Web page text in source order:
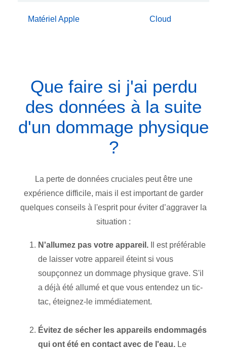
Matériel Apple Cloud
Que faire si j'ai perdu
des données à la suite
d'un dommage physique
?
La perte de données cruciales peut être une
expérience difficile, mais il est important de garder
quelques conseils à l'esprit pour éviter d’aggraver la
situation :
N'allumez pas votre appareil.
Il est préférable
de laisser votre appareil éteint si vous
soupçonnez un dommage physique grave. S'il
a déjà été allumé et que vous entendez un tic-
tac, éteignez-le immédiatement.
Évitez de sécher les appareils endommagés
qui ont été en contact avec de l'eau. Le